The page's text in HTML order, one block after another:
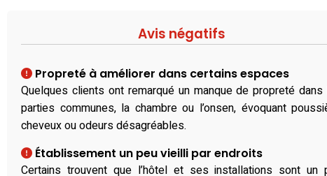
Avis négatifs
Propreté à améliorer dans certains espaces
Quelques clients ont remarqué un manque de propreté
parties communes, la chambre ou l’onsen, évoquant
cheveux ou odeurs désagréables.
Établissement un peu vieilli par endroits
Certains trouvent que l’hôtel et ses installations sont un